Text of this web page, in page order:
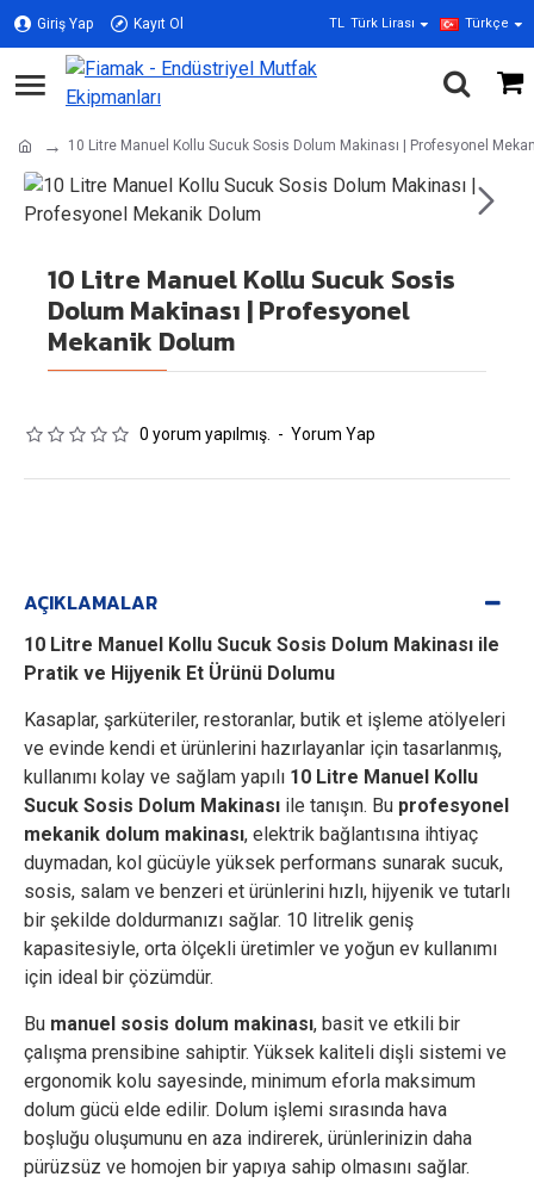
Giriş Yap Kayıt Ol TL Türk Lirası Türkçe
10 Litre Manuel Kollu Sucuk Sosis Dolum Makinası | Profesyonel
10 Litre Manuel Kollu Sucuk Sosis
Dolum Makinası | Profesyonel
Mekanik Dolum
0 yorum yapılmış. - Yorum Yap
AÇIKLAMALAR
10 Litre Manuel Kollu Sucuk Sosis Dolum Makinası ile
Pratik ve Hijyenik Et Ürünü Dolumu
Kasaplar, şarküteriler, restoranlar, butik et işleme atölyeleri
ve evinde kendi et ürünlerini hazırlayanlar için tasarlanmış,
kullanımı kolay ve sağlam yapılı 10 Litre Manuel Kollu
Sucuk Sosis Dolum Makinası ile tanışın. Bu profesyonel
mekanik dolum makinası, elektrik bağlantısına ihtiyaç
duymadan, kol gücüyle yüksek performans sunarak sucuk,
sosis, salam ve benzeri et ürünlerini hızlı, hijyenik ve tutarlı
bir şekilde doldurmanızı sağlar. 10 litrelik geniş
kapasitesiyle, orta ölçekli üretimler ve yoğun ev kullanımı
için ideal bir çözümdür.
Bu manuel sosis dolum makinası, basit ve etkili bir
çalışma prensibine sahiptir. Yüksek kaliteli dişli sistemi ve
ergonomik kolu sayesinde, minimum eforla maksimum
dolum gücü elde edilir. Dolum işlemi sırasında hava
boşluğu oluşumunu en aza indirerek, ürünlerinizin daha
pürüzsüz ve homojen bir yapıya sahip olmasını sağlar.